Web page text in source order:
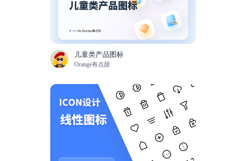
儿童类产品图标
Orange有点甜